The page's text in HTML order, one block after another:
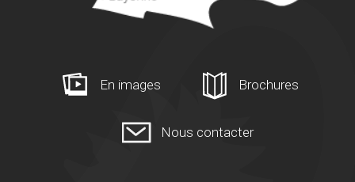
En images Brochures
Nous contacter